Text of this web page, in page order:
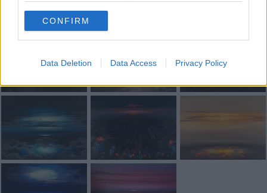
CONFIRM
Data Deletion Data Access Privacy Policy
Fotogallery